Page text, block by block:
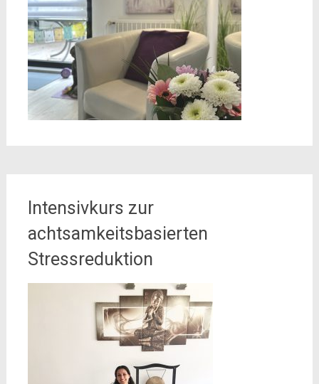
Intensivkurs zur
achtsamkeitsbasierten
Stressreduktion